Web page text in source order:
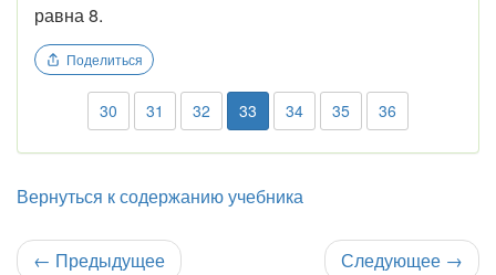
равна 8.
Поделиться
30 31 32 33 34 35 36
Вернуться к содержанию учебника
← Предыдущее Следующее →